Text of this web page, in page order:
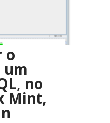
o
um
no
Mint,